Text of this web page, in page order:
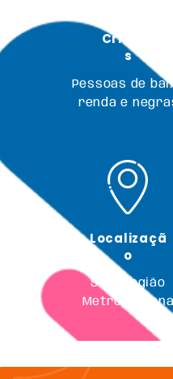
Localizaçã
o
SP e Região
Metropolitana
Pessoas de
renda e
Critério
s